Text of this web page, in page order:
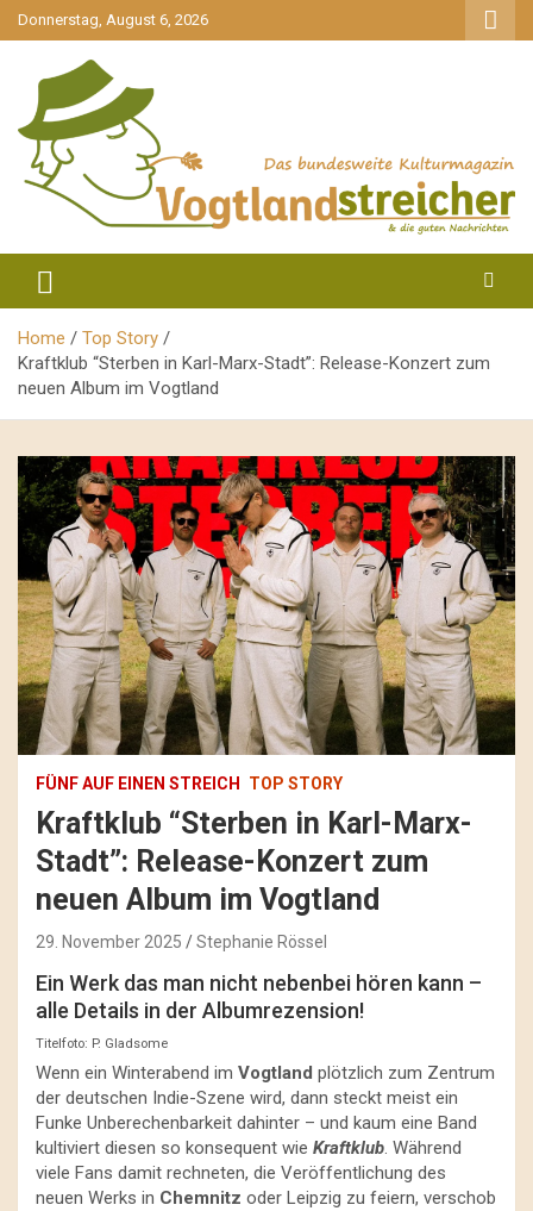
gehe
zum
Donnerstag, August 6, 2026
Vogtlandstreicher
Home
Top Story
Kraftklub “Sterben in Karl-Marx-Stadt”: Release-Konzert zum
neuen Album im Vogtland
FÜNF AUF EINEN STREICH TOP STORY
Kraftklub “Sterben in Karl-Marx-
Stadt”: Release-Konzert zum
neuen Album im Vogtland
29. November 2025 Stephanie Rössel
Ein Werk das man nicht nebenbei hören kann –
alle Details in der Albumrezension!
Titelfoto: P. Gladsome
Wenn ein Winterabend im Vogtland plötzlich zum Zentrum
der deutschen Indie-Szene wird, dann steckt meist ein
Funke Unberechenbarkeit dahinter – und kaum eine Band
kultiviert diesen so konsequent wie Kraftklub. Während
viele Fans damit rechneten, die Veröffentlichung des
neuen Werks in Chemnitz oder Leipzig zu feiern, verschob